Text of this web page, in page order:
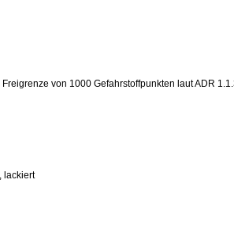
von 1000 Gefahrstoffpunkten laut ADR
lackiert